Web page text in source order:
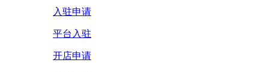
入驻申请
平台入驻
开店申请